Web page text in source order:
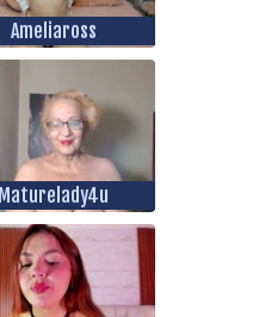
Ameliaross
Maturelady4u